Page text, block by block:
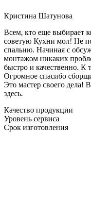
Кристина Шатунова
Всем, кто еще выбирает
советую Кухни мол! Не
спальню. Начиная с
монтажом никаких
быстро и качественно. К
Огромное спасибо
Это мастер своего дела!
здесь.
Качество продукции
Уровень сервиса
Срок изготовления